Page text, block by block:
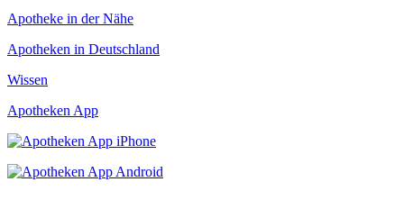
Apotheke in der Nähe
Apotheken in Deutschland
Wissen
Apotheken App